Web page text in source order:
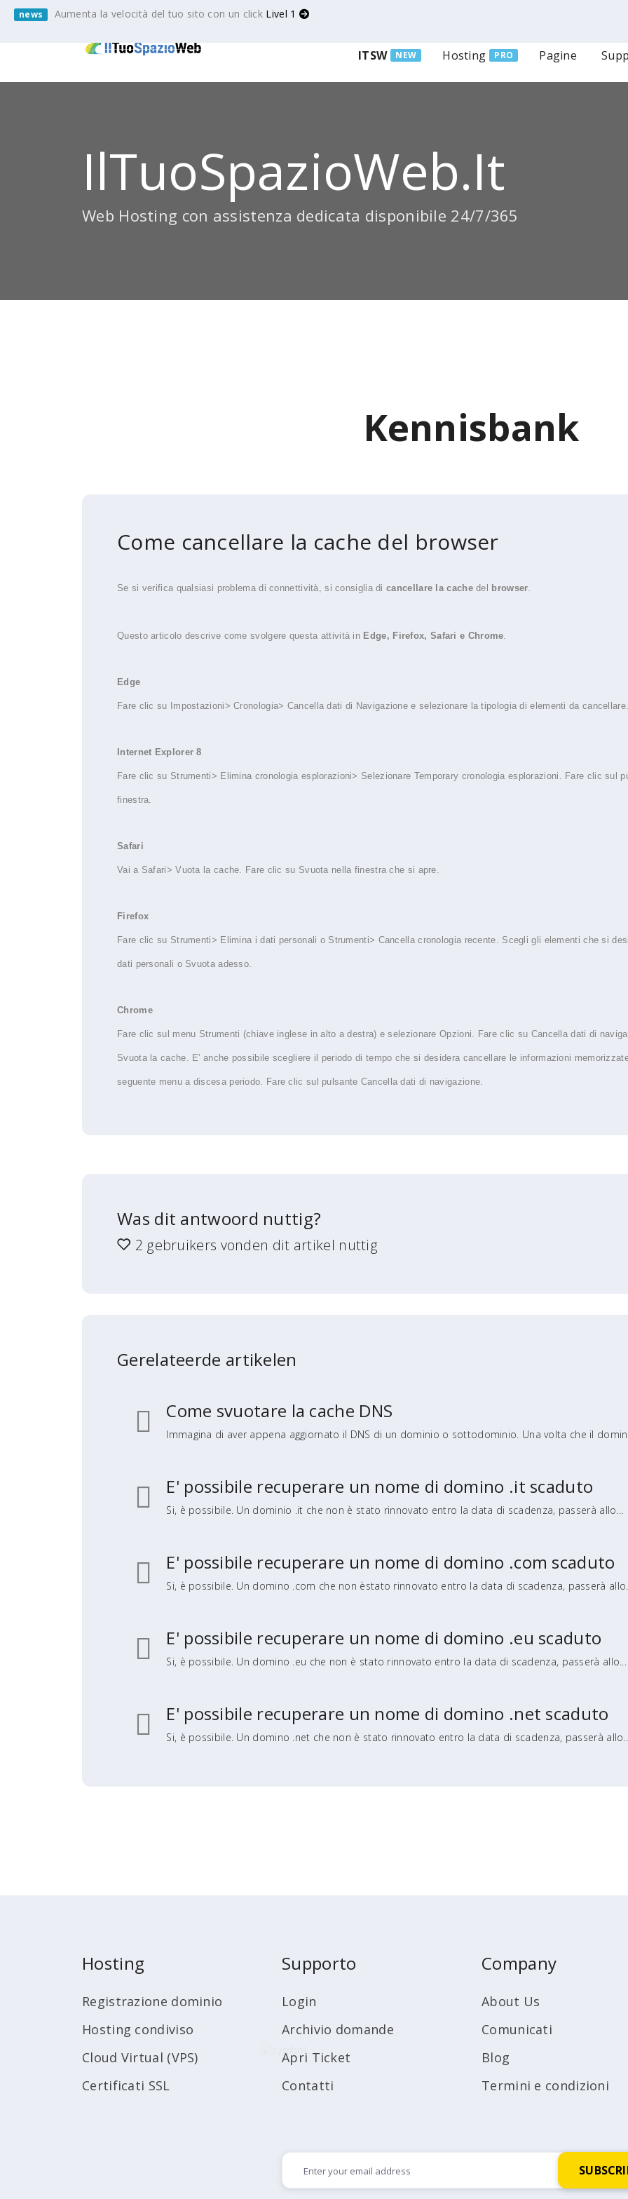
news Aumenta la velocità del tuo sito con un click Livel 1
ITSW NEW Hosting PRO Pagine
IlTuoSpazioWeb.it
Web Hosting con assistenza dedicata disponibile 24/7/365
Kennisbank
Come cancellare la cache del browser
Se si verifica qualsiasi problema di connettività, si consiglia dicancellare la cachedel browser.
Questo articolo descrive come svolgere questa attività in Edge, Firefox, Safari e Chrome.
Edge
Fare clic su Impostazioni> Cronologia> Cancella dati di Navigazione e selezionare la tipologia di elementi da
Internet Explorer 8
Fare clic su Strumenti> Elimina cronologia esplorazioni> Selezionare Temporary cronologia esplorazioni. Fare clic sul
finestra.
Safari
Vai a Safari> Vuota la cache. Fare clic su Svuota nella finestra che si apre.
Firefox
Fare clic su Strumenti> Elimina i dati personali o Strumenti> Cancella cronologia recente. Scegli gli elementi che si
dati personali o Svuota adesso.
Chrome
Fare clic sul menu Strumenti (chiave inglese in alto a destra) e selezionare Opzioni. Fare clic su Cancella dati di
Svuota la cache. E' anche possibile scegliere il periodo di tempo che si desidera cancellare le informazioni
seguente menu a discesa periodo. Fare clic sul pulsante Cancella dati di navigazione.
Was dit antwoord nuttig?
2 gebruikers vonden dit artikel nuttig
Gerelateerde artikelen
Come svuotare la cache DNS
Immagina di aver appena aggiornato il DNS di un dominio o sottodominio. Una volta che il
E' possibile recuperare un nome di domino .it scaduto
Si, è possibile. Un dominio .it che non è stato rinnovato entro la data di scadenza, passerà allo...
E' possibile recuperare un nome di domino .com scaduto
Si, è possibile. Un domino .com che non èstato rinnovato entro la data di scadenza, passerà
E' possibile recuperare un nome di domino .eu scaduto
Si, è possibile. Un domino .eu che non è stato rinnovato entro la data di scadenza, passerà allo...
E' possibile recuperare un nome di domino .net scaduto
Si, è possibile. Un domino .net che non è stato rinnovato entro la data di scadenza, passerà
Hosting
Registrazione dominio
Hosting condiviso
Cloud Virtual (VPS)
Certificati SSL
Supporto
Login
Archivio domande
Apri Ticket
Contatti
Company
About Us
Comunicati
Blog
Termini e condizioni